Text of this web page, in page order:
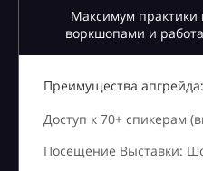
Максимум практики
воркшопами и
Преимущества апгрейда:
Доступ к 70+ спикерам
Посещение Выставки: